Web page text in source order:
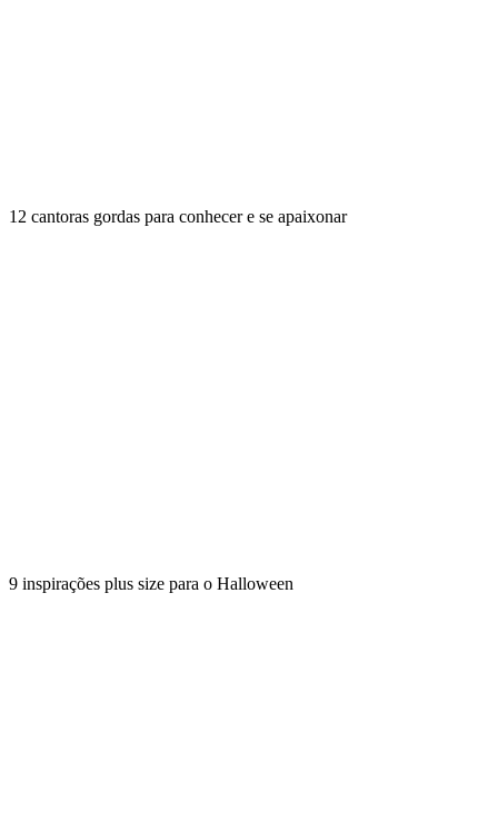
12 cantoras gordas para conhecer e se apaixonar
9 inspirações plus size para o Halloween